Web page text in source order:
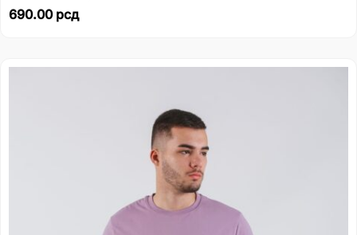
690.00 рсд